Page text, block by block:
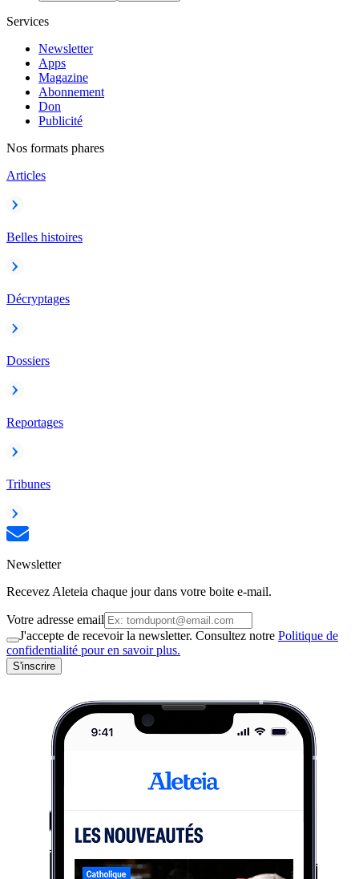
Services
Newsletter
Apps
Magazine
Abonnement
Don
Publicité
Nos formats phares
Articles
Belles histoires
Décryptages
Dossiers
Reportages
Tribunes
Newsletter
Recevez Aleteia chaque jour dans votre boite e-mail.
Votre adresse email
J'accepte de recevoir la newsletter. Consultez notre Politique de
confidentialité pour en savoir plus.
S'inscrire